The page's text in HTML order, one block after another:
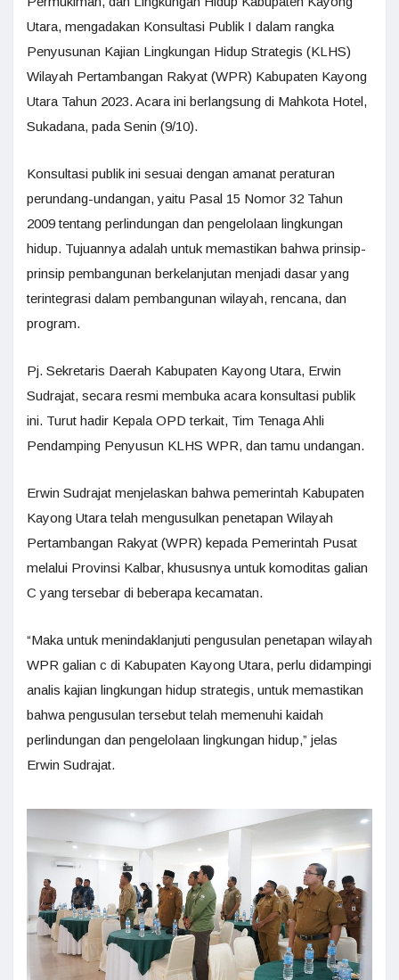
Utara, mengadakan Konsultasi Publik I dalam rangka
Penyusunan Kajian Lingkungan Hidup Strategis (KLHS)
Wilayah Pertambangan Rakyat (WPR) Kabupaten Kayong
Utara Tahun 2023. Acara ini berlangsung di Mahkota Hotel,
Sukadana, pada Senin (9/10).
Konsultasi publik ini sesuai dengan amanat peraturan
perundang-undangan, yaitu Pasal 15 Nomor 32 Tahun
2009 tentang perlindungan dan pengelolaan lingkungan
hidup. Tujuannya adalah untuk memastikan bahwa prinsip-
prinsip pembangunan berkelanjutan menjadi dasar yang
terintegrasi dalam pembangunan wilayah, rencana, dan
program.
Pj. Sekretaris Daerah Kabupaten Kayong Utara, Erwin
Sudrajat, secara resmi membuka acara konsultasi publik
ini. Turut hadir Kepala OPD terkait, Tim Tenaga Ahli
Pendamping Penyusun KLHS WPR, dan tamu undangan.
Erwin Sudrajat menjelaskan bahwa pemerintah Kabupaten
Kayong Utara telah mengusulkan penetapan Wilayah
Pertambangan Rakyat (WPR) kepada Pemerintah Pusat
melalui Provinsi Kalbar, khususnya untuk komoditas galian
C yang tersebar di beberapa kecamatan.
“Maka untuk menindaklanjuti pengusulan penetapan wilayah
WPR galian c di Kabupaten Kayong Utara, perlu didampingi
analis kajian lingkungan hidup strategis, untuk memastikan
bahwa pengusulan tersebut telah memenuhi kaidah
perlindungan dan pengelolaan lingkungan hidup,” jelas
Erwin Sudrajat.